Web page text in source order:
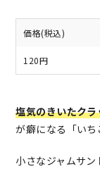
価格(税込)
120円
塩気のきいたク
が癖になる「いち
小さなジャムサ